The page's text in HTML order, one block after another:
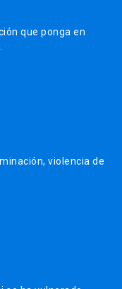
que ponga en
violencia de